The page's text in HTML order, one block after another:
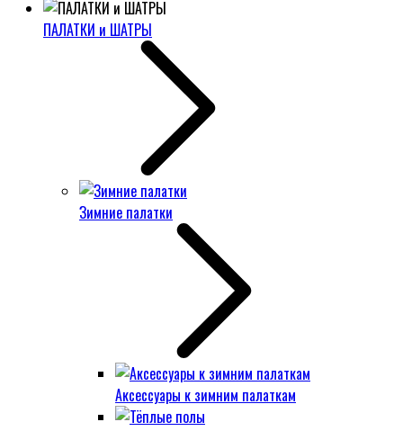
ПАЛАТКИ и ШАТРЫ
Зимние палатки
Аксессуары к зимним палаткам